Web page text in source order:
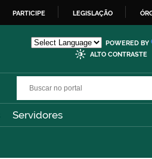
PARTICIPE LEGISLAÇÃO
POWERED BY
ALTO CONTRASTE
Servidores